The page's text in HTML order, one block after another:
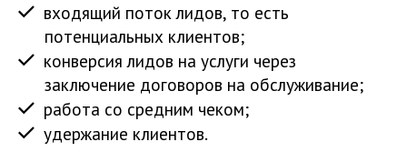
входящий поток лидов, то есть
потенциальных клиентов;
конверсия лидов на услуги через
заключение договоров на обслуживание;
работа со средним чеком;
удержание клиентов.